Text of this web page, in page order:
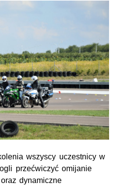
wszyscy uczestnicy w
przećwiczyć omijanie
dynamiczne